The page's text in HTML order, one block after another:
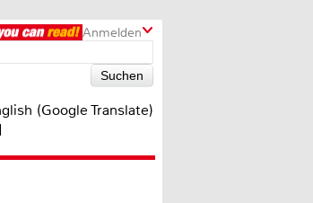
Anmelden
(Google Translate)